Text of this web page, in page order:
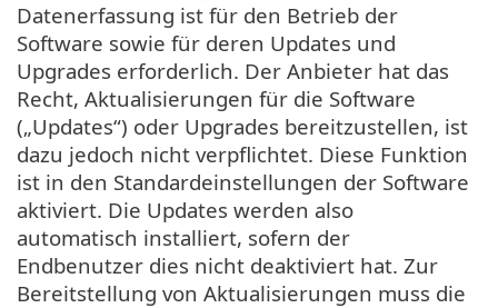
Datenerfassung ist für den Betrieb der
Software sowie für deren Updates und
Upgrades erforderlich. Der Anbieter hat das
Recht, Aktualisierungen für die Software
(„Updates“) oder Upgrades bereitzustellen, ist
dazu jedoch nicht verpflichtet. Diese Funktion
ist in den Standardeinstellungen der Software
aktiviert. Die Updates werden also
automatisch installiert, sofern der
Endbenutzer dies nicht deaktiviert hat. Zur
Bereitstellung von Aktualisierungen muss die